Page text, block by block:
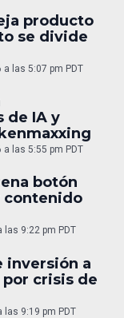
producto
se divide
las 5:07 pm PDT
de IA y
las 5:55 pm PDT
botón
contenido
las 9:22 pm PDT
inversión a
crisis de
las 9:19 pm PDT